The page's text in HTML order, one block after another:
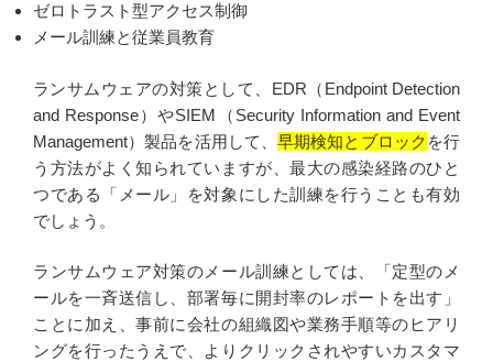
ゼロトラスト型アクセス制御
メール訓練と従業員教育
ランサムウェアの対策として、EDR（Endpoint Detection
and Response）やSIEM（Security Information and Event
Management）製品を活用して、 早期検知とブロック を行
う方法がよく知られていますが、最大の感染経路のひと
つである「メール」を対象にした訓練を行うことも有効
でしょう。
ランサムウェア対策のメール訓練としては、「定型のメ
ールを一斉送信し、部署毎に開封率のレポートを出す」
ことに加え、事前に会社の組織図や業務手順等のヒアリ
ングを行ったうえで、よりクリックされやすいカスタマ